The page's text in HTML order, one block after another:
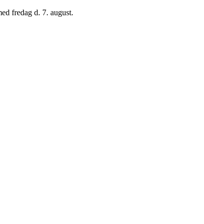
fredag d. 7. august.